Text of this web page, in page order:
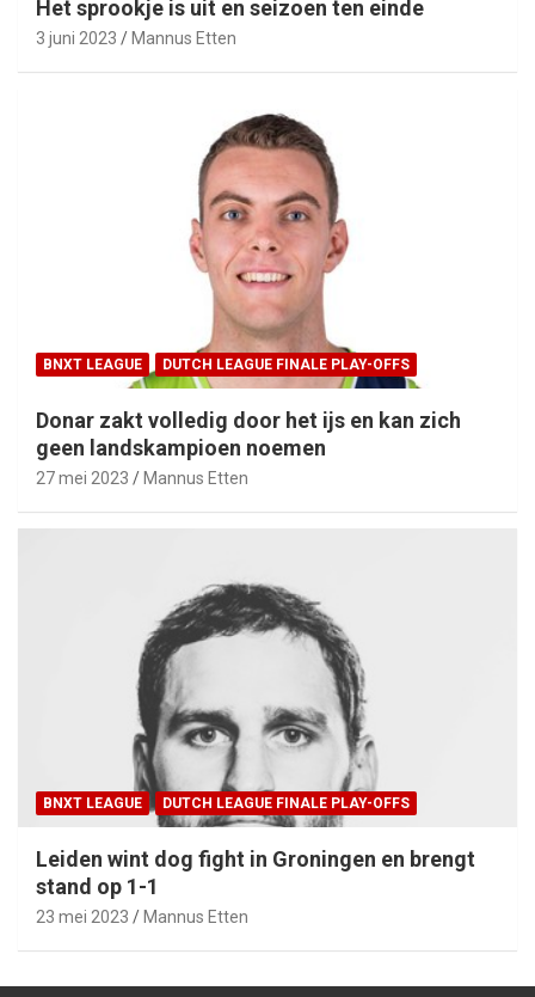
Het sprookje is uit en seizoen ten einde
3 juni 2023 Mannus Etten
BNXT LEAGUE DUTCH LEAGUE FINALE PLAY-OFFS
Donar zakt volledig door het ijs en kan zich
geen landskampioen noemen
27 mei 2023 Mannus Etten
BNXT LEAGUE DUTCH LEAGUE FINALE PLAY-OFFS
Leiden wint dog fight in Groningen en brengt
stand op 1-1
23 mei 2023 Mannus Etten